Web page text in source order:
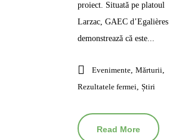
proiect. Situată pe platoul
Larzac, GAEC d’Egalières
demonstrează că este...
Evenimente, Mărturii,
Rezultatele fermei, Știri
Read More